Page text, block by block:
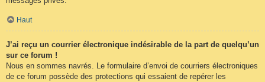
Haut
J’ai reçu un courrier électronique indésirable de la part de quelqu’un
sur ce forum !
Nous en sommes navrés. Le formulaire d’envoi de courriers électroniques
de ce forum possède des protections qui essaient de repérer les